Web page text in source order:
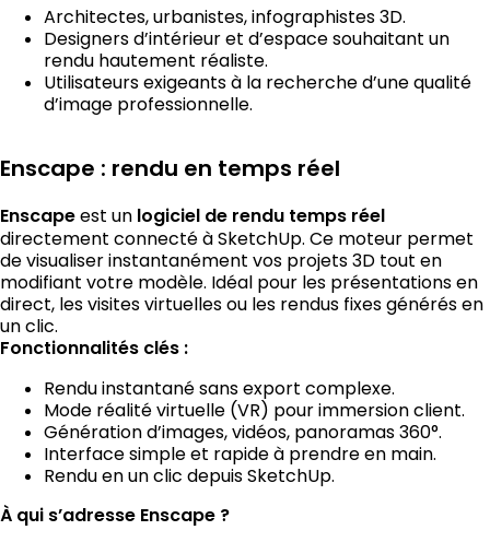
Architectes, urbanistes, infographistes 3D.
Designers d’intérieur et d’espace souhaitant un
rendu hautement réaliste.
Utilisateurs exigeants à la recherche d’une qualité
d’image professionnelle.
Enscape : rendu en temps réel
Enscape est un logiciel de rendu temps réel
directement connecté à SketchUp. Ce moteur permet
de visualiser instantanément vos projets 3D tout en
modifiant votre modèle. Idéal pour les présentations en
direct, les visites virtuelles ou les rendus fixes générés en
un clic.
Fonctionnalités clés :
Rendu instantané sans export complexe.
Mode réalité virtuelle (VR) pour immersion client.
Génération d’images, vidéos, panoramas 360°.
Interface simple et rapide à prendre en main.
Rendu en un clic depuis SketchUp.
À qui s’adresse Enscape ?